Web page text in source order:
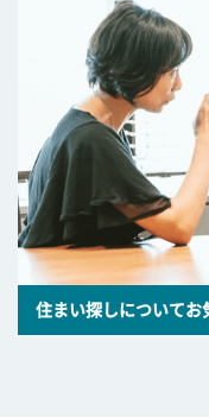
住まい探しについてお